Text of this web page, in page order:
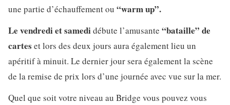
une partie d’échauffement ou “warm up”.
Le vendredi et samedidébute l’amusante “bataille” de
cartes et lors des deux jours aura également lieu un
apéritif à minuit. Le dernier jour sera également la scène
de la remise de prix lors d’une journée avec vue sur la mer.
Quel que soit votre niveau au Bridge vous pouvez vous